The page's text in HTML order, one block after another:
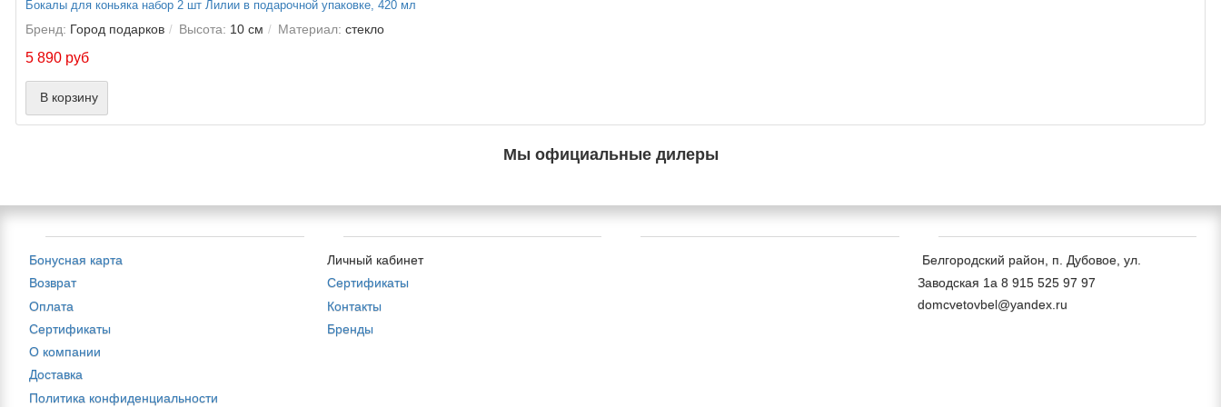
Бокалы для коньяка набор 2 шт Лилии в подарочной упаковке, 420 мл
Бренд: Город подарков Высота: 10 см Материал: стекло
5 890 руб
В корзину
Мы официальные дилеры
Бонусная карта
Возврат
Оплата
Сертификаты
О компании
Доставка
Политика конфиденциальности
Личный кабинет
Сертификаты
Контакты
Бренды
Белгородский район, п. Дубовое, ул.
Заводская 1а 8 915 525 97 97
domcvetovbel@yandex.ru